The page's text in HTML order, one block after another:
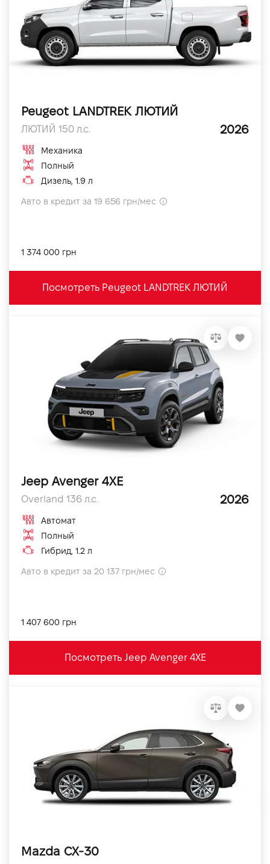
Peugeot LANDTREK ЛЮТИЙ
ЛЮТИЙ 150 л.с. 2026
Механика
Полный
Дизель, 1.9 л
Авто в кредит за 19 656 грн/мес
1 374 000 грн
Посмотреть Peugeot LANDTREK ЛЮТИЙ
Jeep Avenger 4XE
Overland 136 л.с. 2026
Автомат
Полный
Гибрид, 1.2 л
Авто в кредит за 20 137 грн/мес
1 407 600 грн
Посмотреть Jeep Avenger 4XE
Mazda CX-30